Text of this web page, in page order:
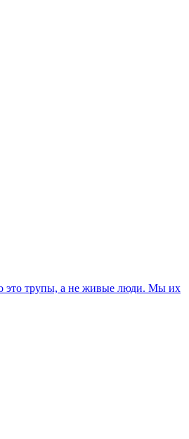
это трупы, а не живые люди. Мы их